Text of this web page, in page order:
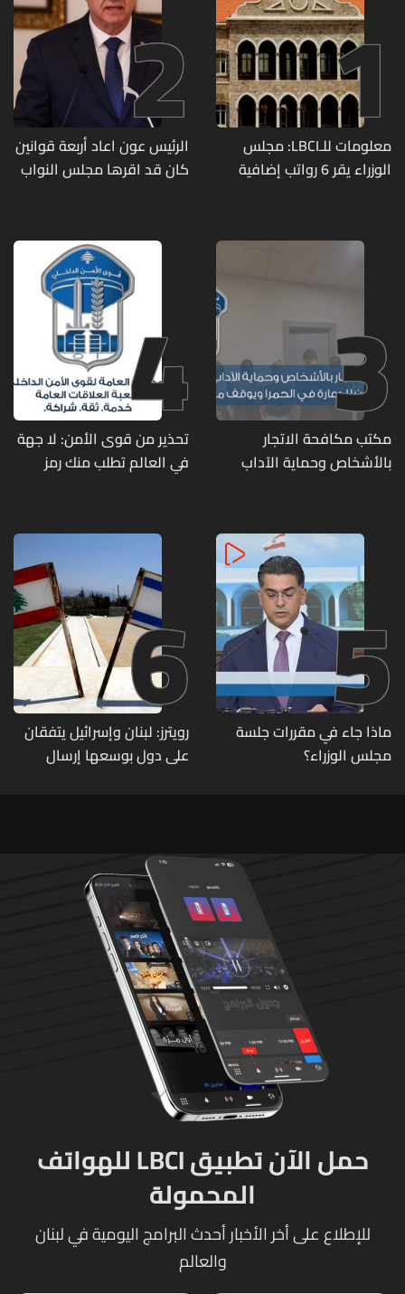
1
معلومات للـLBCI: مجلس
الوزراء يقر 6 رواتب إضافية
منذ آذار
2
الرئيس عون اعاد أربعة قوانين
كان قد اقرها مجلس النواب
3
مكتب مكافحة الاتجار
بالأشخاص وحماية الآداب
متورطين
4
تحذير من قوى الأمن: لا جهة
في العالم تطلب منك رمز
5
ماذا جاء في مقررات جلسة
مجلس الوزراء؟
6
رويترز: لبنان وإسرائيل يتفقان
على دول بوسعها إرسال
حمل الآن تطبيق LBCI للهواتف
المحمولة
للإطلاع على أخر الأخبار أحدث البرامج اليومية في لبنان
والعالم